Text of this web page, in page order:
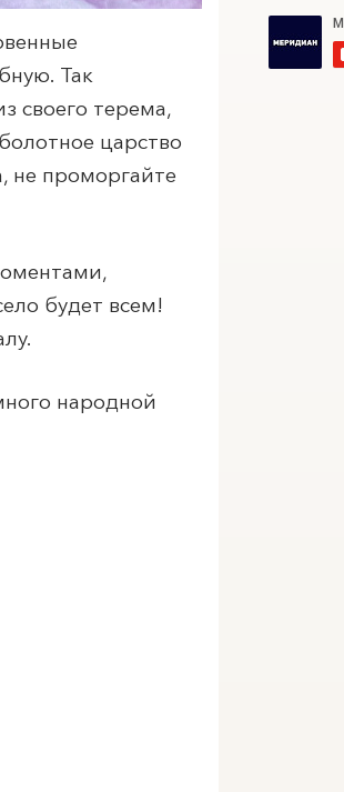
Так
своего терема,
царство
не проморгайте
будет всем!
народной